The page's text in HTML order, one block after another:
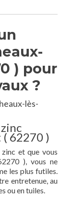
) pour
?
lès-
( 62270 )
et que vous
), vous ne
les plus futiles.
entretenue, au
ou en tuiles.